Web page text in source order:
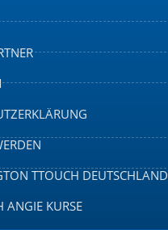
TTOUCH DEUTSCHLAND
ANGIE KURSE